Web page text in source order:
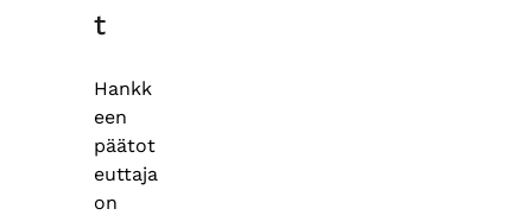
t
Hankk
een
päätot
euttaja
on